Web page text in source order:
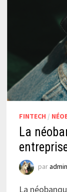
FINTECH /
La
par
La